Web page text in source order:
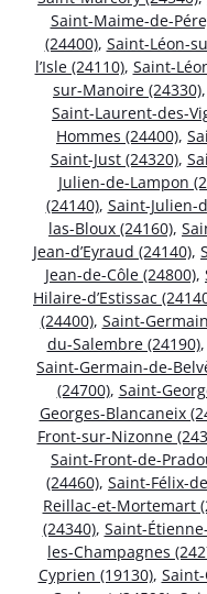
Saint-Maime-de-
(24400), Saint-Léon-
l’Isle (24110), Saint-
sur-Manoire (24330),
Saint-Laurent-des-
Hommes (24400),
Saint-Just (24320),
Julien-de-Lampon
(24140), Saint-Julien-
las-Bloux (24160),
Jean-d’Eyraud (24140),
Jean-de-Côle (24800),
Hilaire-d’Estissac
(24400), Saint-
du-Salembre (24190),
Saint-Germain-de-
(24700), Saint-
Georges-Blancaneix
Front-sur-Nizonne
Saint-Front-de-
(24460), Saint-Félix-
Reillac-et-Mortemart
(24340), Saint-
les-Champagnes
Cyprien (19130),